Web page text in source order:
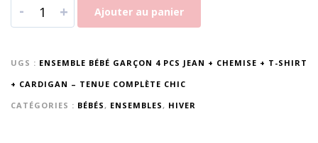
- + Ajouter au panier
UGS : ENSEMBLE BÉBÉ GARÇON 4 PCS JEAN + CHEMISE + T-SHIRT
+ CARDIGAN – TENUE COMPLÈTE CHIC
CATÉGORIES : BÉBÉS, ENSEMBLES, HIVER